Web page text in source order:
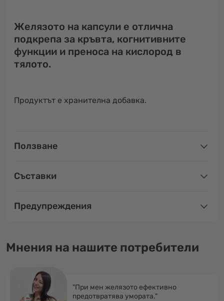
Желязото на капсули е отлична
подкрепа за кръвта, когнитивните
функции и преноса на кислород в
тялото.
Продуктът е хранителна добавка.
Ползване
Съставки
Предупреждения
Мнения на нашите потребители
"При мен желязото ефективно
предотвратява умората."